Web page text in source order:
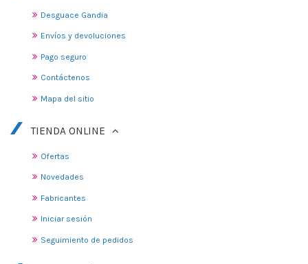
Desguace Gandia
Envíos y devoluciones
Pago seguro
Contáctenos
Mapa del sitio
TIENDA ONLINE
Ofertas
Novedades
Fabricantes
Iniciar sesión
Seguimiento de pedidos